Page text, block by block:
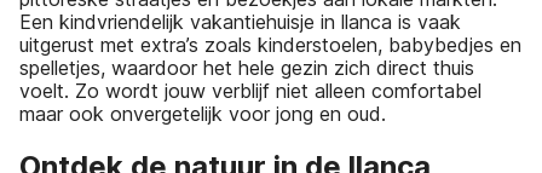
Een kindvriendelijk vakantiehuisje in llanca is vaak
uitgerust met extra’s zoals kinderstoelen, babybedjes en
spelletjes, waardoor het hele gezin zich direct thuis
voelt. Zo wordt jouw verblijf niet alleen comfortabel
maar ook onvergetelijk voor jong en oud.